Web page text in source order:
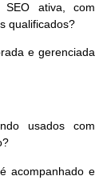
ativa, com
qualificados?
e gerenciada
usados com
acompanhado e